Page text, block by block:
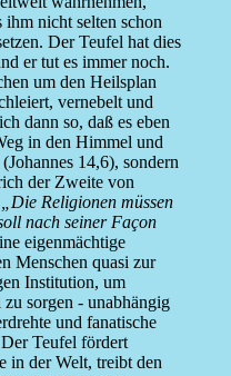
ihm nicht selten schon
Der Teufel hat dies
er tut es immer noch.
um den Heilsplan
vernebelt und
dann so, daß es eben
in den Himmel und
14,6), sondern
der Zweite von
„Die Religionen müssen
nach seiner Façon
eigenmächtige
Menschen quasi zur
Institution, um
sorgen - unabhängig
und fanatische
Teufel fördert
in der Welt, treibt den